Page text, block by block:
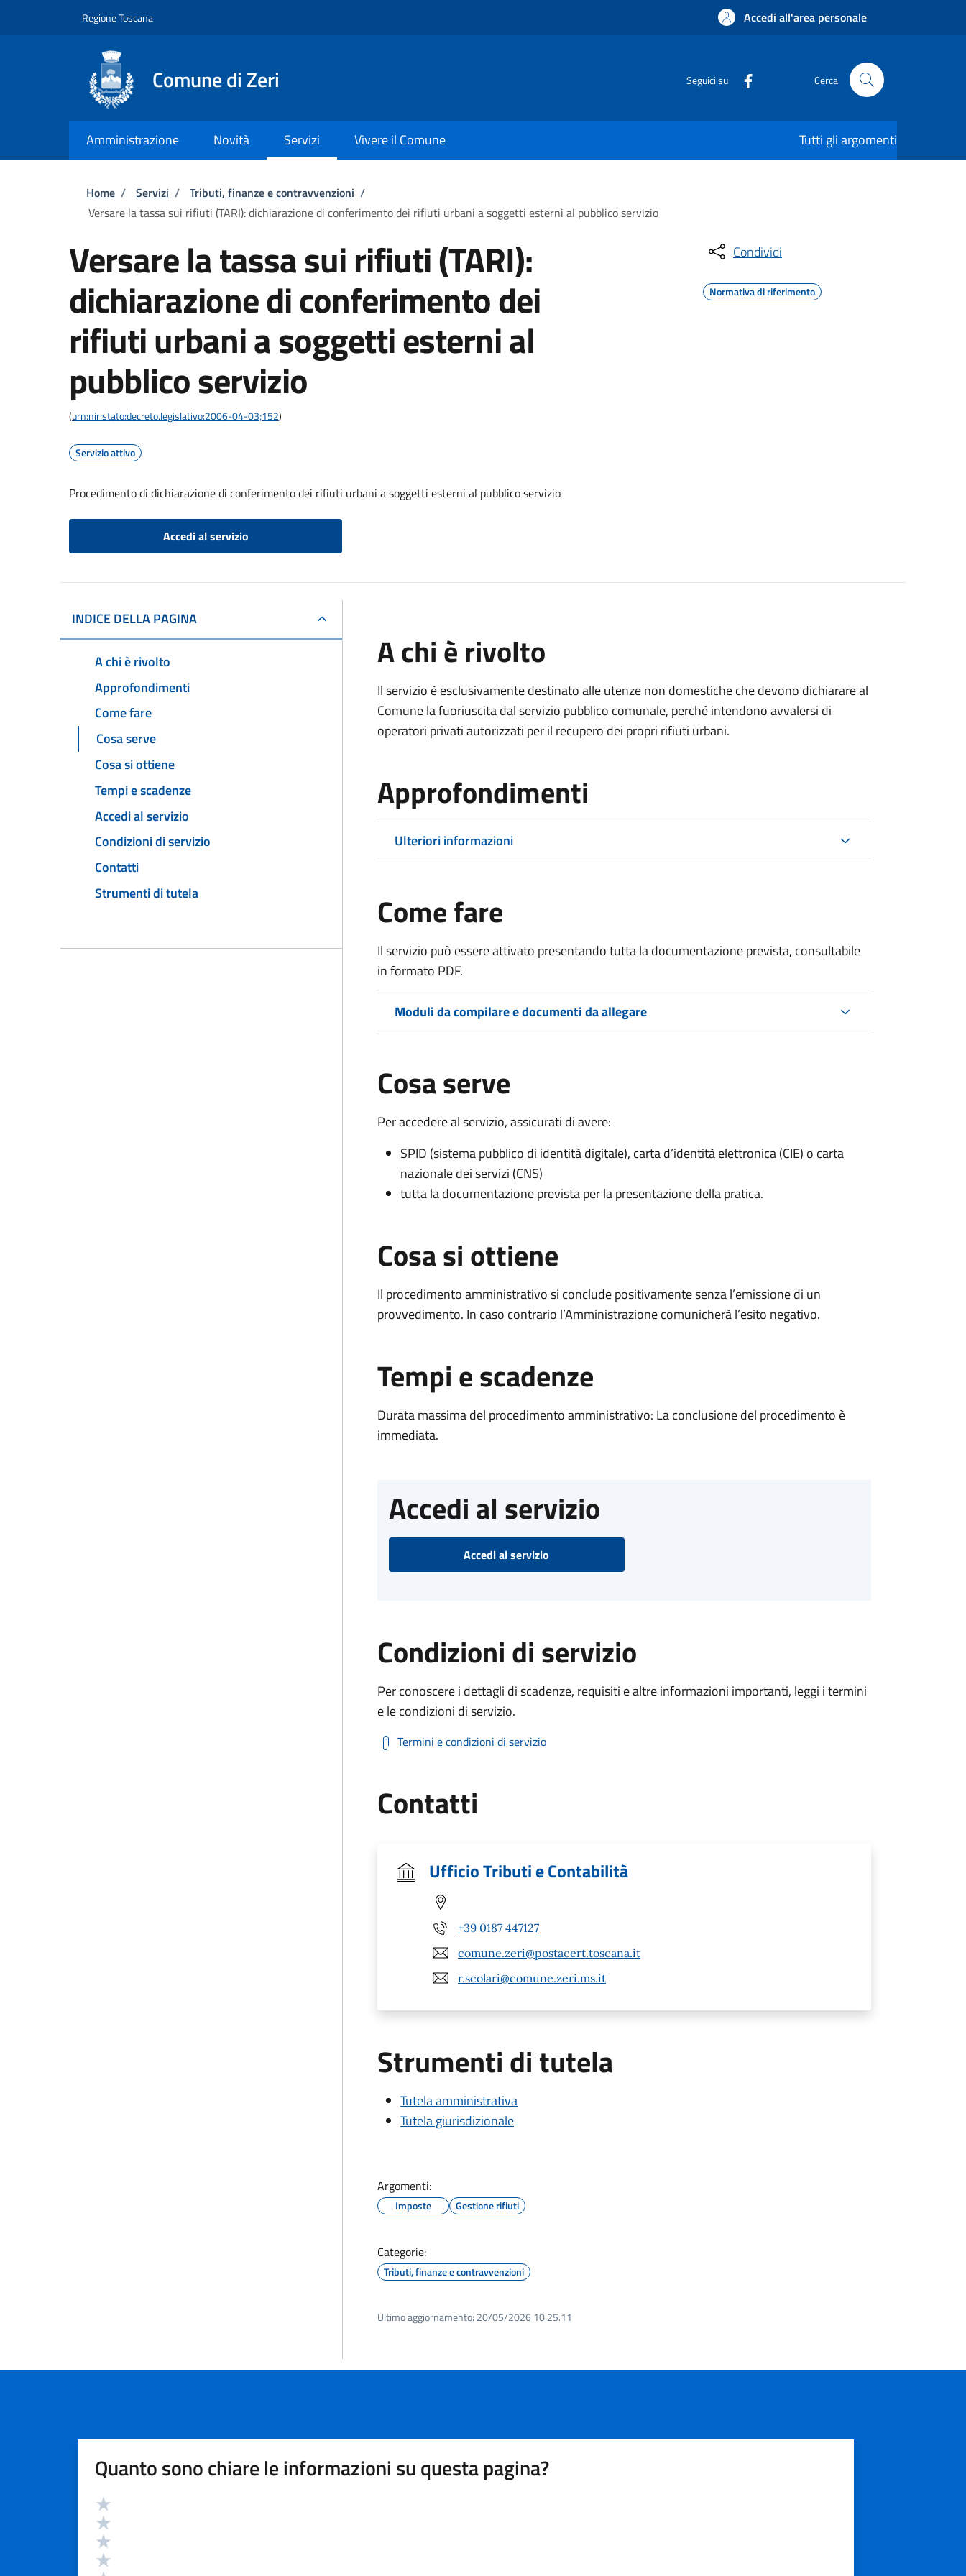
Regione Toscana Accedi all'area personale
Comune di Zeri Seguici su Cerca
Amministrazione Novità Servizi Vivere il Comune Tutti gli argomenti
Briciole di pane
Home / Servizi / Tributi, finanze e contravvenzioni /
Versare la tassa sui rifiuti (TARI): dichiarazione di conferimento dei rifiuti urbani a soggetti esterni al pubblico servizio
Versare la tassa sui rifiuti (TARI):
dichiarazione di conferimento dei
rifiuti urbani a soggetti esterni al
pubblico servizio
(urn:nir:stato:decreto.legislativo:2006-04-03;152)
Servizio attivo
Procedimento di dichiarazione di conferimento dei rifiuti urbani a soggetti esterni al pubblico servizio
Accedi al servizio
Condividi
Normativa di riferimento
INDICE DELLA PAGINA
A chi è rivolto
Approfondimenti
Come fare
Cosa serve
Cosa si ottiene
Tempi e scadenze
Accedi al servizio
Condizioni di servizio
Contatti
Strumenti di tutela
A chi è rivolto
Il servizio è esclusivamente destinato alle utenze non domestiche che devono dichiarare al
Comune la fuoriuscita dal servizio pubblico comunale, perché intendono avvalersi di
operatori privati autorizzati per il recupero dei propri rifiuti urbani.
Approfondimenti
Ulteriori informazioni
Come fare
Il servizio può essere attivato presentando tutta la documentazione prevista, consultabile
in formato PDF.
Moduli da compilare e documenti da allegare
Cosa serve
Per accedere al servizio, assicurati di avere:
SPID (sistema pubblico di identità digitale), carta d’identità elettronica (CIE) o carta
nazionale dei servizi (CNS)
tutta la documentazione prevista per la presentazione della pratica.
Cosa si ottiene
Il procedimento amministrativo si conclude positivamente senza l’emissione di un
provvedimento. In caso contrario l’Amministrazione comunicherà l’esito negativo.
Tempi e scadenze
Durata massima del procedimento amministrativo: La conclusione del procedimento è
immediata.
Accedi al servizio
Accedi al servizio
Condizioni di servizio
Per conoscere i dettagli di scadenze, requisiti e altre informazioni importanti, leggi i termini
e le condizioni di servizio.
Termini e condizioni di servizio
Contatti
Ufficio Tributi e Contabilità
+39 0187 447127
comune.zeri@postacert.toscana.it
r.scolari@comune.zeri.ms.it
Strumenti di tutela
Tutela amministrativa
Tutela giurisdizionale
Argomenti:
Imposte Gestione rifiuti
Categorie:
Tributi, finanze e contravvenzioni
Ultimo aggiornamento: 20/05/2026 10:25.11
Quanto sono chiare le informazioni su questa pagina?
Valutazione